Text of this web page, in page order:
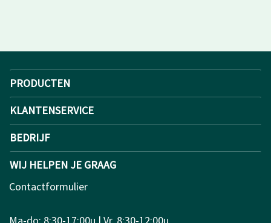
PRODUCTEN
KLANTENSERVICE
BEDRIJF
WIJ HELPEN JE GRAAG
Contactformulier